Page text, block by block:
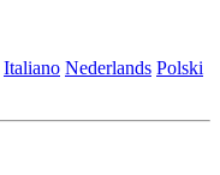
Italiano Nederlands Polski